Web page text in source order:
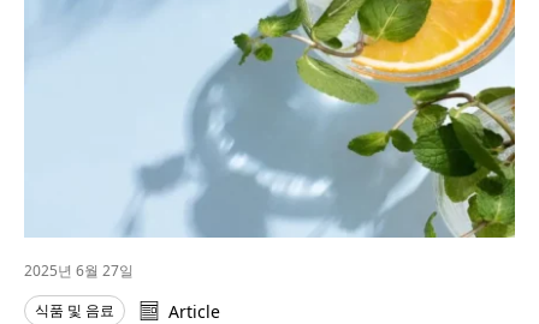
2025년 6월 27일
식품 및 음료
Article